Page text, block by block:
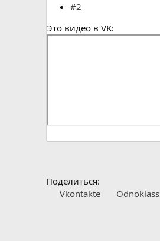
#2
Это видео в VK:
Поделиться:
Vkontakte